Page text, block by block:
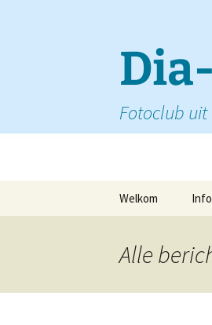
Fotoclub
Welkom
Alle